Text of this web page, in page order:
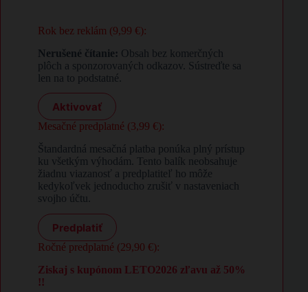
Rok bez reklám (9,99 €):
Nerušené čítanie: Obsah bez komerčných
plôch a sponzorovaných odkazov. Sústreďte sa
len na to podstatné.
Aktivovať
Mesačné predplatné (3,99 €):
Štandardná mesačná platba ponúka plný prístup
ku všetkým výhodám. Tento balík neobsahuje
žiadnu viazanosť a predplatiteľ ho môže
kedykoľvek jednoducho zrušiť v nastaveniach
svojho účtu.
Predplatiť
Ročné predplatné (29,90 €):
Ziskaj s kupónom LETO2026 zľavu až 50%
!!